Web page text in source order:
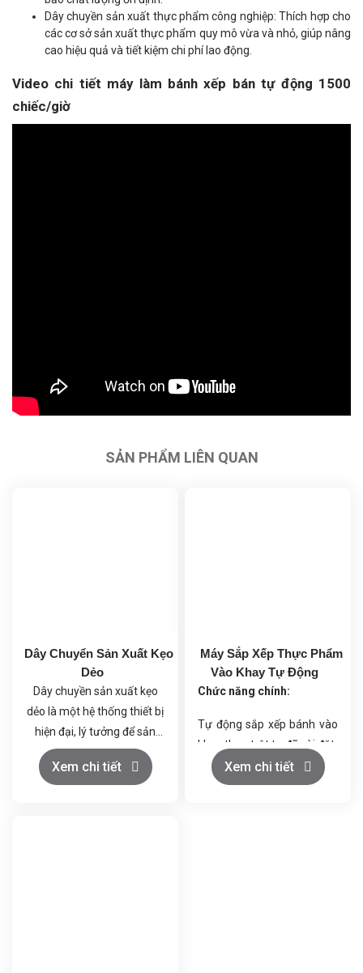
Dây chuyền sản xuất thực phẩm công nghiệp: Thích hợp cho
các cơ sở sản xuất thực phẩm quy mô vừa và nhỏ, giúp nâng
cao hiệu quả và tiết kiệm chi phí lao động.
Video chi tiết máy làm bánh xếp bán tự động 1500
chiếc/giờ
SẢN PHẨM LIÊN QUAN
Dây Chuyển Sản Xuất Kẹo
Dẻo
Dây chuyền sản xuất kẹo
dẻo là một hệ thống thiết bị
hiện đại, lý tưởng để sản
xuất ra những sản phẩm
kẹo dẻo chất lượng cao,
Xem chi tiết
Máy Sắp Xếp Thực Phẩm
Vào Khay Tự Động
Chức năng chính:
Tự động sắp xếp bánh vào
khay theo trật tự đã cài đặt.
Đảm bảo tốc độ và độ chính
xác cao.
Xem chi tiết